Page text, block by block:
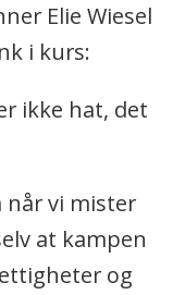
Elie Wiesel
i kurs:
ikke hat, det
når vi mister
at kampen
og